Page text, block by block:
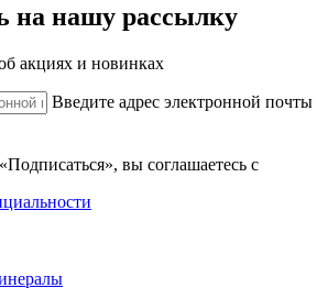
на нашу рассылку
акциях и новинках
Введите адрес электронной почты
вы соглашаетесь с